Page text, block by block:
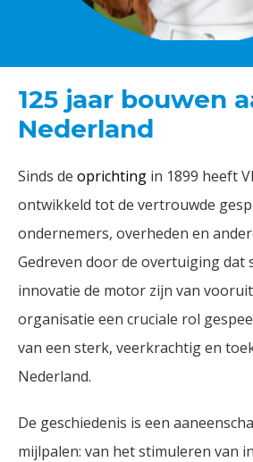
125 jaar bouwen
Nederland
Sinds de oprichting in 1899 heeft
ontwikkeld tot de vertrouwde
ondernemers, overheden en
Gedreven door de overtuiging dat
innovatie de motor zijn van
organisatie een cruciale rol
van een sterk, veerkrachtig en
Nederland.
De geschiedenis is een
mijlpalen: van het stimuleren van